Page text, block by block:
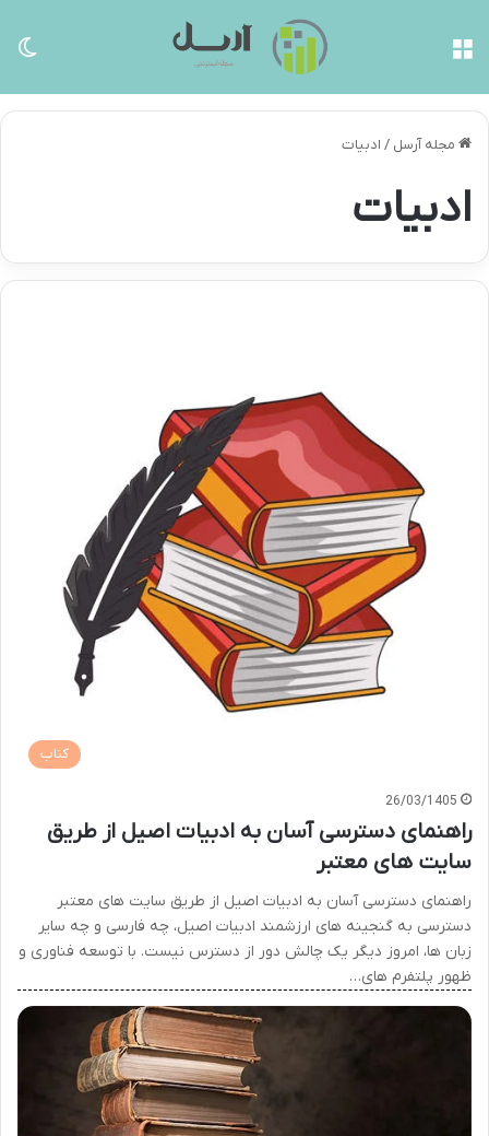
مجله آرسل / ادبیات
ادبیات
کتاب
26/03/1405
راهنمای دسترسی آسان به ادبیات اصیل از طریق
سایت های معتبر
راهنمای دسترسی آسان به ادبیات اصیل از طریق سایت های معتبر
دسترسی به گنجینه های ارزشمند ادبیات اصیل، چه فارسی و چه سایر
زبان ها، امروز دیگر یک چالش دور از دسترس نیست. با توسعه فناوری و
ظهور پلتفرم های…